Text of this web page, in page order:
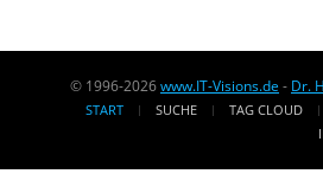
© 1996-2026www.IT-Visions.de - Dr.
START SUCHE TAG CLOUD